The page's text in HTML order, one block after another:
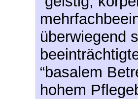
überwiegend
“basalem
hohem